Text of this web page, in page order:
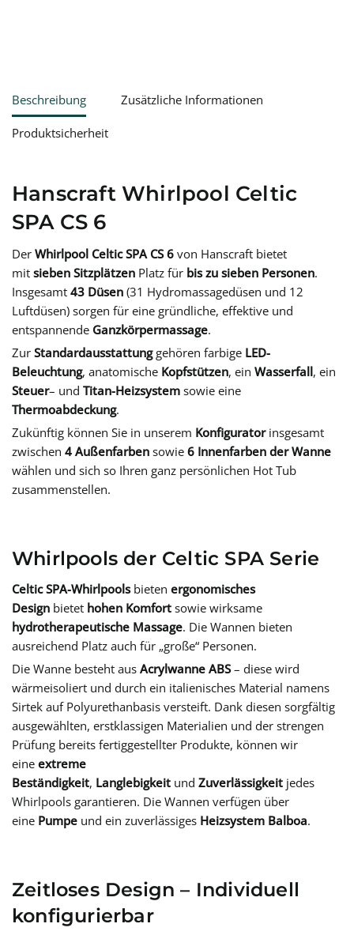
Beschreibung Zusätzliche Informationen
Produktsicherheit
Hanscraft Whirlpool Celtic
SPA CS 6
Der Whirlpool Celtic SPA CS 6 von Hanscraft bietet
mit sieben Sitzplätzen Platz für bis zu sieben Personen.
Insgesamt 43 Düsen (31 Hydromassagedüsen und 12
Luftdüsen) sorgen für eine gründliche, effektive und
entspannende Ganzkörpermassage.
Zur Standardausstattunggehören farbige LED-
Beleuchtung, anatomische Kopfstützen, ein Wasserfall, ein
Steuer– und Titan-Heizsystem sowie eine
Thermoabdeckung.
Zukünftig können Sie in unserem Konfiguratorinsgesamt
zwischen 4 Außenfarben sowie 6 Innenfarben der Wanne
wählen und sich so Ihren ganz persönlichen Hot Tub
zusammenstellen.
Whirlpools der Celtic SPA Serie
Celtic SPA-Whirlpoolsbieten ergonomisches
Design bietet hohen Komfort sowie wirksame
hydrotherapeutische Massage. Die Wannen bieten
ausreichend Platz auch für „große“ Personen.
Die Wanne besteht aus Acrylwanne ABS– diese wird
wärmeisoliert und durch ein italienisches Material namens
Sirtek auf Polyurethanbasis versteift. Dank diesen sorgfältig
ausgewählten, erstklassigen Materialien und der strengen
Prüfung bereits fertiggestellter Produkte, können wir
eine extreme
Beständigkeit, Langlebigkeit und Zuverlässigkeit jedes
Whirlpools garantieren. Die Wannen verfügen über
eine Pumpe und ein zuverlässiges Heizsystem Balboa.
Zeitloses Design – Individuell
konfigurierbar